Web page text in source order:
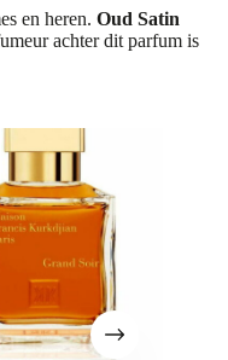
en heren. Oud Satin
achter dit parfum is